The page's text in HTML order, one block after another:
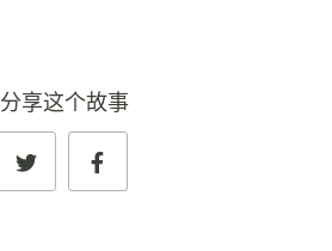
分享这个故事